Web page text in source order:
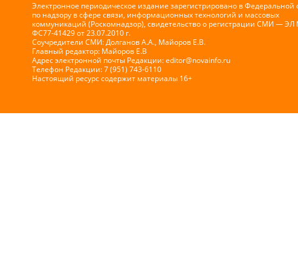
Электронное периодическое издание зарегистрировано в Федеральной
по надзору в сфере связи, информационных технологий и массовых
коммуникаций (Роскомнадзор), свидетельство о регистрации СМИ —
ФС77-41429 от 23.07.2010 г.
Соучредители СМИ: Долганов А.А., Майоров Е.В.
Главный редактор: Майоров Е.В
Адрес электронной почты Редакции:editor@novainfo.ru
Телефон Редакции: 7 (951) 743-6110
Настоящий ресурс содержит материалы 16+